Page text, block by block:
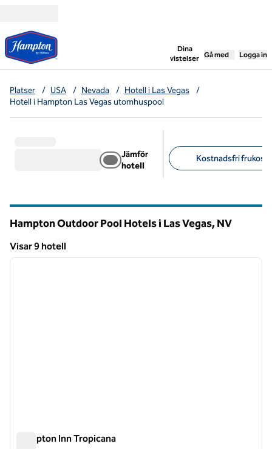
Dina
vistelser
,öppnar ny flik
Gå med Logga in
Platser / USA / Nevada / Hotell i Las Vegas
/
Hotell i Hampton Las Vegas utomhuspool
Jämför
hotell
Kostnadsfri frukost
Hampton Outdoor Pool Hotels i Las Vegas, NV
Visar 9 hotell
Visar 9 hotell
1 av 12
nästa
Hampton Inn Tropicana